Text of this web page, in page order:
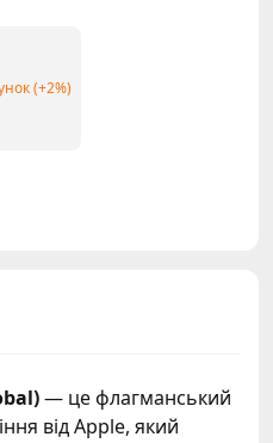
(+2%)
— це флагманський
від Apple, який